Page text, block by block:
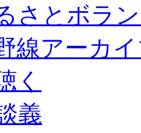
さとボラ
線アーカ
く
義